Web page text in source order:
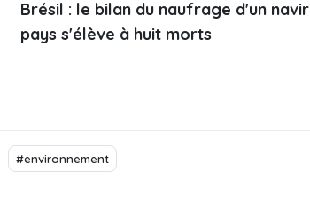
Brésil : le bilan du naufrage d'un
pays s'élève à huit morts
#environnement